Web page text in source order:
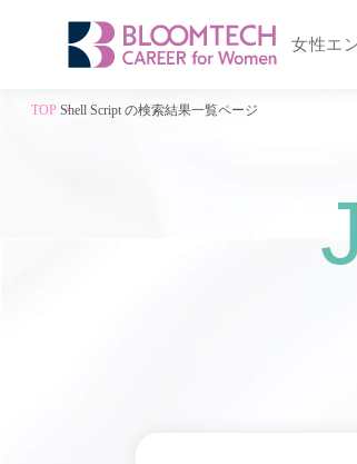
女性エ
TOP Shell Script の検索結果一覧ページ